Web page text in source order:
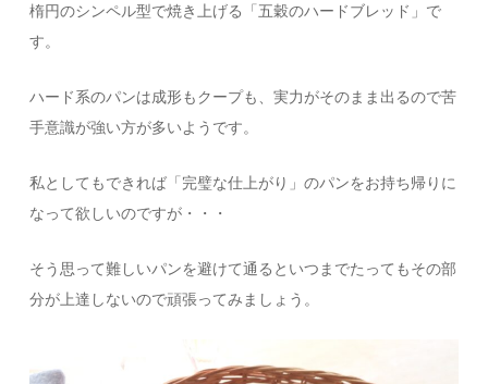
楕円のシンペル型で焼き上げる「五穀のハードブレッド」で
す。
ハード系のパンは成形もクープも、実力がそのまま出るので苦
手意識が強い方が多いようです。
私としてもできれば「完璧な仕上がり」のパンをお持ち帰りに
なって欲しいのですが・・・
そう思って難しいパンを避けて通るといつまでたってもその部
分が上達しないので頑張ってみましょう。